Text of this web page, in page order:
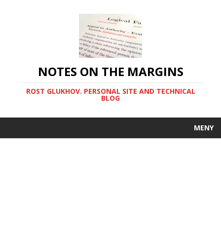
NOTES ON THE MARGINS
ROST GLUKHOV. PERSONAL SITE AND TECHNICAL
BLOG
MENY